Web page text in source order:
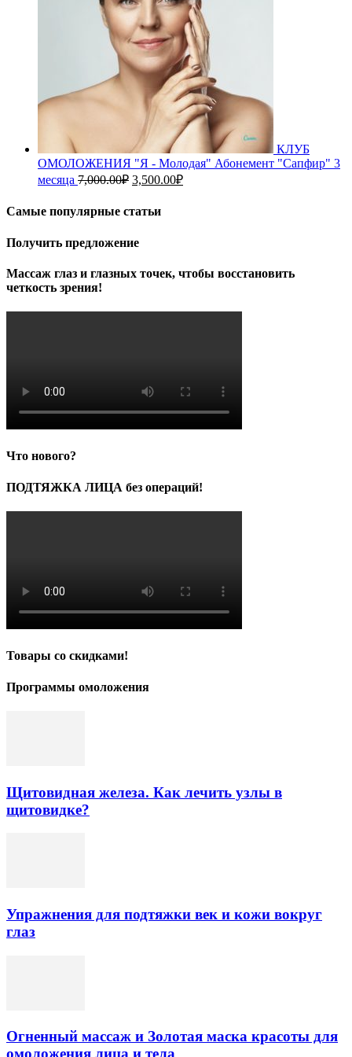
КЛУБ
ОМОЛОЖЕНИЯ "Я - Молодая" Абонемент "Сапфир" 3
месяца 7,000.00₽ Первоначальная
3,500.00₽Текущая
Самые популярные статьи
Получить предложение
Массаж глаз и глазных точек, чтобы восстановить
четкость зрения!
Что нового?
ПОДТЯЖКА ЛИЦА без операций!
Товары со скидками!
Программы омоложения
Щитовидная железа. Как лечить узлы в
щитовидке?
Упражнения для подтяжки век и кожи вокруг
глаз
Огненный массаж и Золотая маска красоты для